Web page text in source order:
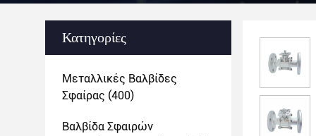
Κατηγορίες
Μεταλλικές Βαλβίδες
Σφαίρας (400)
Βαλβίδα Σφαιρών